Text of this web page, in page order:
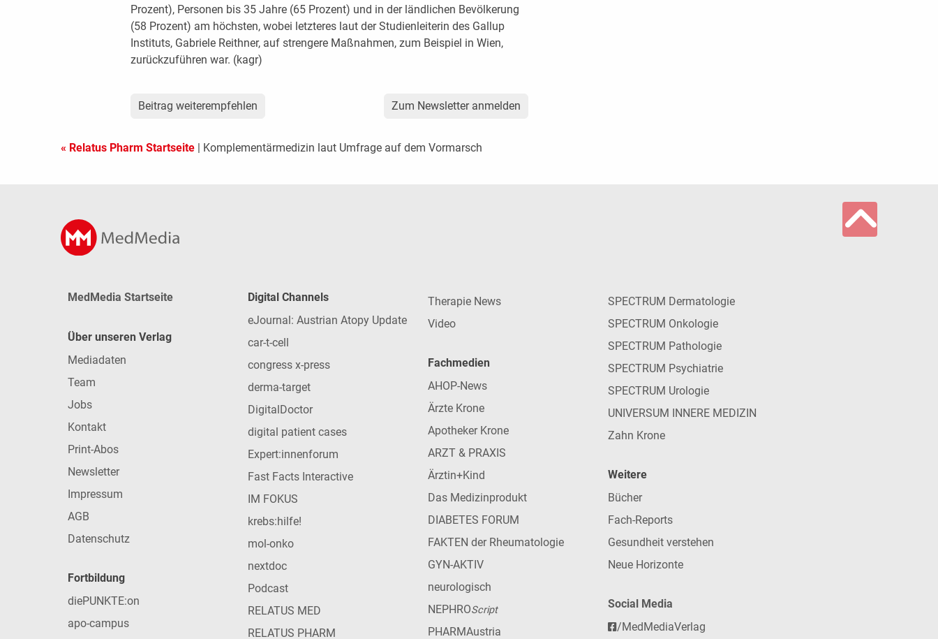
Prozent), Personen bis 35 Jahre (65 Prozent) und in der ländlichen Bevölkerung
(58 Prozent) am höchsten, wobei letzteres laut der Studienleiterin des Gallup
Instituts, Gabriele Reithner, auf strengere Maßnahmen, zum Beispiel in Wien,
zurückzuführen war. (kagr)
Beitrag weiterempfehlen Zum Newsletter anmelden
« Relatus Pharm Startseite | Komplementärmedizin laut Umfrage auf dem Vormarsch
MedMedia Startseite
Über unseren Verlag
Mediadaten
Team
Jobs
Kontakt
Print-Abos
Newsletter
Impressum
AGB
Datenschutz
Fortbildung
diePUNKTE:on
apo-campus
Digital Channels
eJournal: Austrian Atopy Update
car-t-cell
congress x-press
derma-target
DigitalDoctor
digital patient cases
Expert:innenforum
Fast Facts Interactive
IM FOKUS
krebs:hilfe!
mol-onko
nextdoc
Podcast
RELATUS MED
RELATUS PHARM
Therapie News
Video
Fachmedien
AHOP-News
Ärzte Krone
Apotheker Krone
ARZT & PRAXIS
Ärztin+Kind
Das Medizinprodukt
DIABETES FORUM
FAKTEN der Rheumatologie
GYN-AKTIV
neurologisch
NEPHROScript
PHARMAustria
SPECTRUM Dermatologie
SPECTRUM Onkologie
SPECTRUM Pathologie
SPECTRUM Psychiatrie
SPECTRUM Urologie
UNIVERSUM INNERE MEDIZIN
Zahn Krone
Weitere
Bücher
Fach-Reports
Gesundheit verstehen
Neue Horizonte
Social Media
/MedMediaVerlag